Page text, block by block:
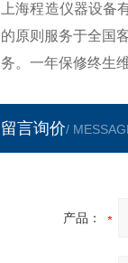
上海程造仪器设
的原则服务于全国
务。一年保修终生
留言询价/
产品：